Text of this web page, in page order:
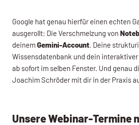
Google hat genau hierfür einen echten
ausgerollt: Die Verschmelzung von
deinemGemini-Account. Deine
Wissensdatenbank und dein
ab sofort im selben Fenster. Und genau
Joachim Schröder mit dir in der Praxis
Unsere Webinar-Termine